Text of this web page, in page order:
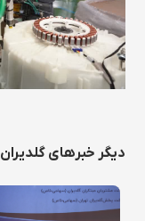
دیگر خبرهای گلدیران